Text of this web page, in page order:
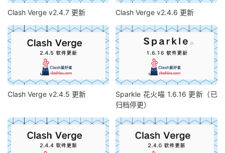
Clash Verge v2.4.7 更新 Clash Verge v2.4.6 更新
Clash Verge v2.4.5 更新
Sparkle 花火喵 1.6.16 更新（已
归档停更）